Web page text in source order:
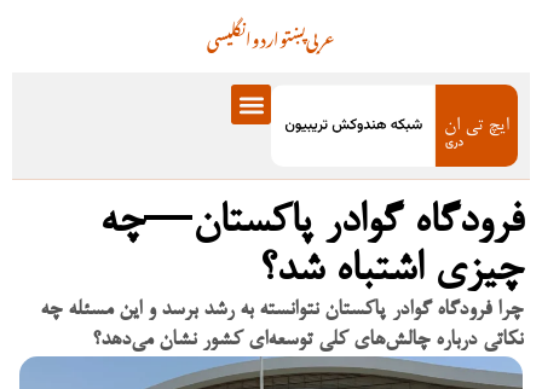
انگلیسیاردوپښتوعربی
فرودگاه گوادر پاکستان—چه
چیزی اشتباه شد؟
چرا فرودگاه گوادر پاکستان نتوانسته به رشد برسد و این مسئله چه
نکاتی درباره چالش‌های کلی توسعه‌ای کشور نشان می‌دهد؟